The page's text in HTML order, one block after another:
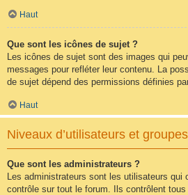
Haut
Que sont les icônes de sujet ?
Les icônes de sujet sont des images qui
messages pour refléter leur contenu. La
de sujet dépend des permissions définies
Haut
Niveaux d’utilisateurs et groupes
Que sont les administrateurs ?
Les administrateurs sont les utilisateurs qui
contrôle sur tout le forum. Ils contrôlent